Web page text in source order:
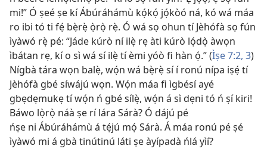
mi!” Ó ṣeé ṣe kí Ábúráhámù kọ́kọ́ jọ́kòó ná, kó wá máa
ro ibi tó ti fẹ́ bẹ̀rẹ̀ ọ̀rọ̀ rẹ̀. Ó wá sọ ohun tí Jèhófà sọ fún
ìyàwó rẹ̀ pé: “Jáde kúrò ní ilẹ̀ rẹ àti kúrò lọ́dọ̀ àwọn
ìbátan rẹ, kí o sì wá sí ilẹ̀ tí èmi yóò fi hàn ọ́.” (Ìṣe 7:2, 3)
Nígbà tára wọn balẹ̀, wọ́n wá bẹ̀rẹ̀ sí í ronú nípa iṣẹ́ tí
Jèhófà gbé síwájú wọn. Wọ́n máa fi ìgbésí ayé
gbẹdẹmukẹ tí wọ́n ń gbé sílẹ̀, wọ́n á sì dẹni tó ń ṣí kiri!
Báwo lọ̀rọ̀ náà ṣe rí lára Sárà? Ó dájú pé
ńṣe ni Ábúráhámù á tẹ́jú mọ́ Sárà. Á máa ronú pé ṣé
ìyàwó mi á gbà tinútinú láti ṣe àyípadà ńlá yìí?